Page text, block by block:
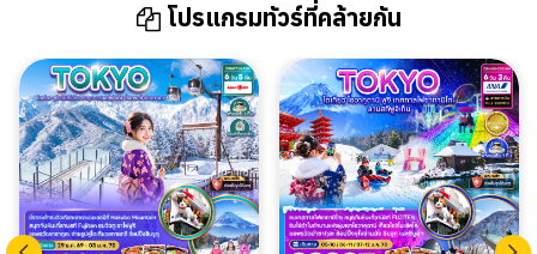
โปรแกรมทัวร์ที่คล้ายกัน